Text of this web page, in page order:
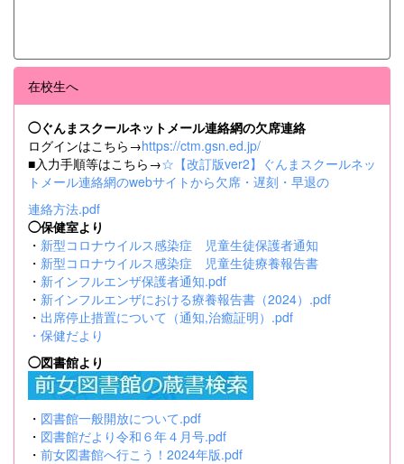
在校生へ
◯ぐんまスクールネットメール連絡網の欠席連絡
ログインはこちら→https://ctm.gsn.ed.jp/
■入力手順等はこちら→☆【改訂版ver2】ぐんまスクールネッ
トメール連絡網のwebサイトから欠席・遅刻・早退の
連絡方法.pdf
◯保健室より
・ 新型コロナウイルス感染症 児童生徒保護者通知
・ 新型コロナウイルス感染症 児童生徒療養報告書
・ 新インフルエンザ保護者通知.pdf
・ 新インフルエンザにおける療養報告書（2024）.pdf
・ 出席停止措置について（通知,治癒証明）.pdf
・ 保健だより
◯図書館より
・ 図書館一般開放について.pdf
・ 図書館だより令和６年４月号.pdf
・ 前女図書館へ行こう！2024年版.pdf